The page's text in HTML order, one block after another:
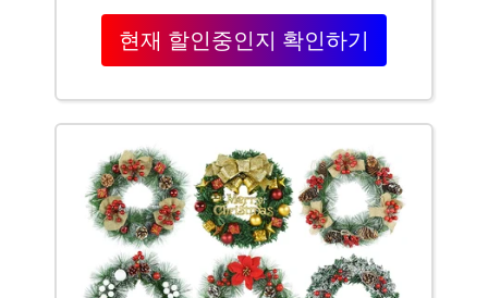
현재 할인중인지 확인하기